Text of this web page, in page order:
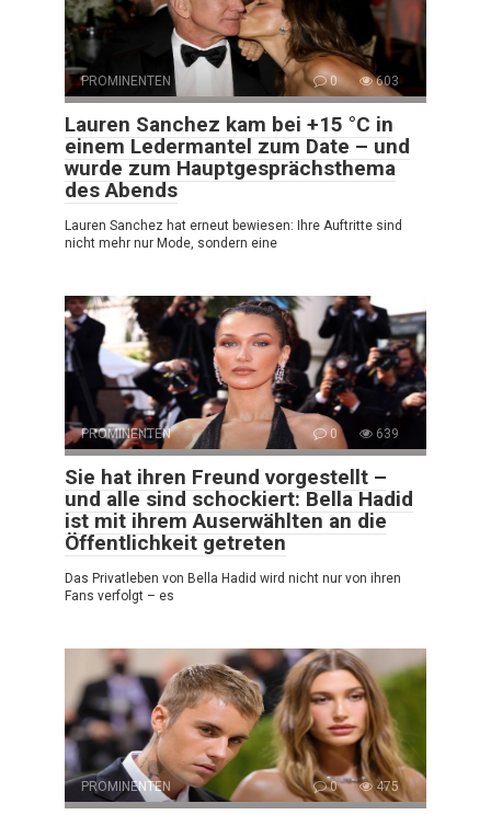
PROMINENTEN 0 603
Lauren Sanchez kam bei +15 °C in
einem Ledermantel zum Date – und
wurde zum Hauptgesprächsthema
des Abends
Lauren Sanchez hat erneut bewiesen: Ihre Auftritte sind
nicht mehr nur Mode, sondern eine
PROMINENTEN 0 639
Sie hat ihren Freund vorgestellt –
und alle sind schockiert: Bella Hadid
ist mit ihrem Auserwählten an die
Öffentlichkeit getreten
Das Privatleben von Bella Hadid wird nicht nur von ihren
Fans verfolgt – es
PROMINENTEN 0 475